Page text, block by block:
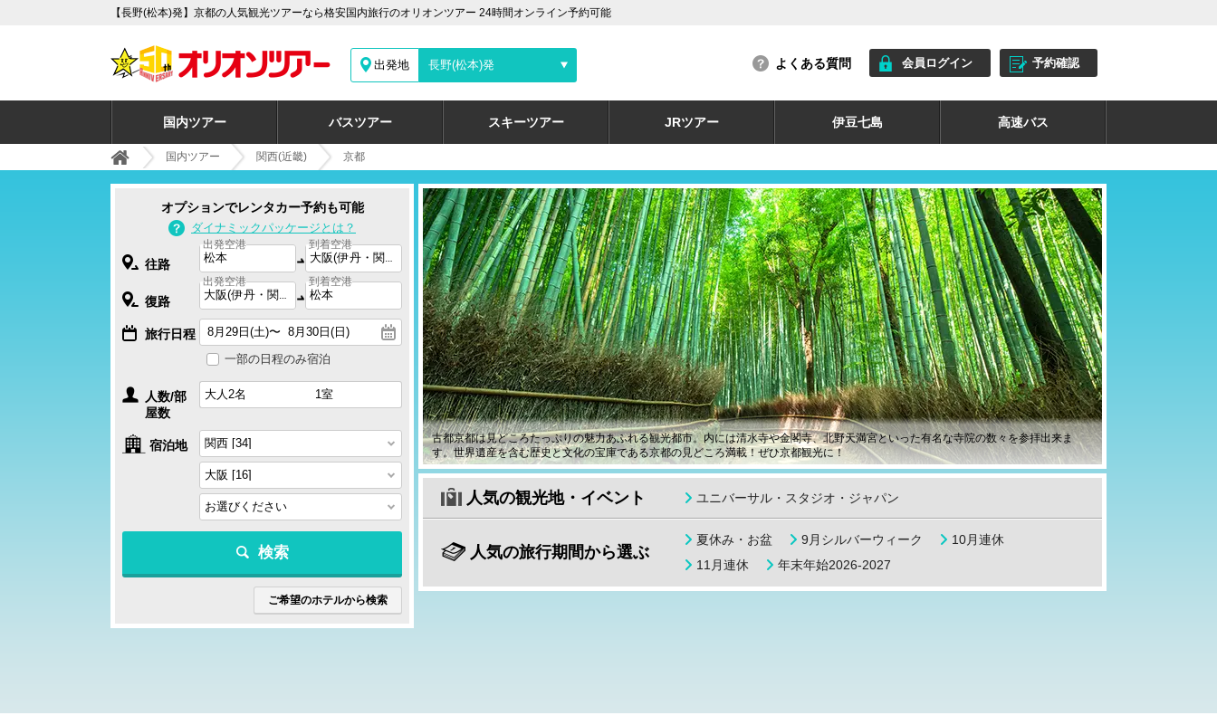
【長野(松本)発】京都の人気観光ツアーなら格安国内旅行のオリオンツアー 24時間オンライン予約可能
出発地 長野(松本)発 よくある質問 会員ログイン 予約確認
国内ツアー バスツアー スキーツアー JRツアー 伊豆七島 高速バス
国内ツアー 関西(近畿) 京都
古都京都は見どころたっぷりの魅力あふれる観光都市。内には清水寺や金閣寺、北野天満宮といった有名な寺院の数々を参拝出来ま
す。世界遺産を含む歴史と文化の宝庫である京都の見どころ満載！ぜひ京都観光に！
人気の観光地・イベント ユニバーサル・スタジオ・ジャパン
人気の旅行期間から選ぶ
夏休み・お盆 9月シルバーウィーク
10月連休
11月連休
年末年始2026-2027
オプションでレンタカー予約も可能
ダイナミックパッケージとは？
往路
出発空港 到着空港
復路
出発空港 到着空港
旅行日程
一部の日程のみ宿泊
人数/部
屋数
宿泊地
検索
ご希望のホテルから検索